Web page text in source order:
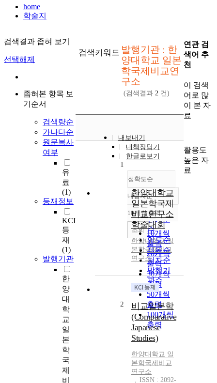
home
학술지
검색결과 좁혀 보기
선택해제
좁혀본 항목 보
기순서
검색량순
가나다순
원문복사
여부
유
료
(1)
등재정보
KCI
등
재
(1)
발행기관
한
양
대
학
교
일
본
학
국
제
비
검색키워드 발행기관 : 한
양대학교 일본
학국제비교연
구소
(검색결과 2 건)
내보내기
내책장담기
한글로보기
정확도순
정확도
순
인기도
순
연도순
제목순
저자순
발행기
관순
내림차순
내림차순
10개씩 출력
10개씩
출력
20개씩
출력
30개씩
출력
50개씩
출력
100개씩
출력
조회
1
한양대학교
일본학국제
비교연구소
학술대회
한양대학교 일
본학국제비교
연구소
2
비교일본학
(Comparative
Japanese
Studies)
한양대학교 일
본학국제비교
연구소
ISSN : 2092-
연관 검
색어 추
천
이 검색
어로 많
이 본 자
료
활용도
높은 자
료